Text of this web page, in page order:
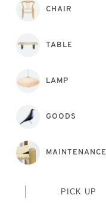
CHAIR
TABLE
LAMP
GOODS
MAINTENANCE
PICK UP